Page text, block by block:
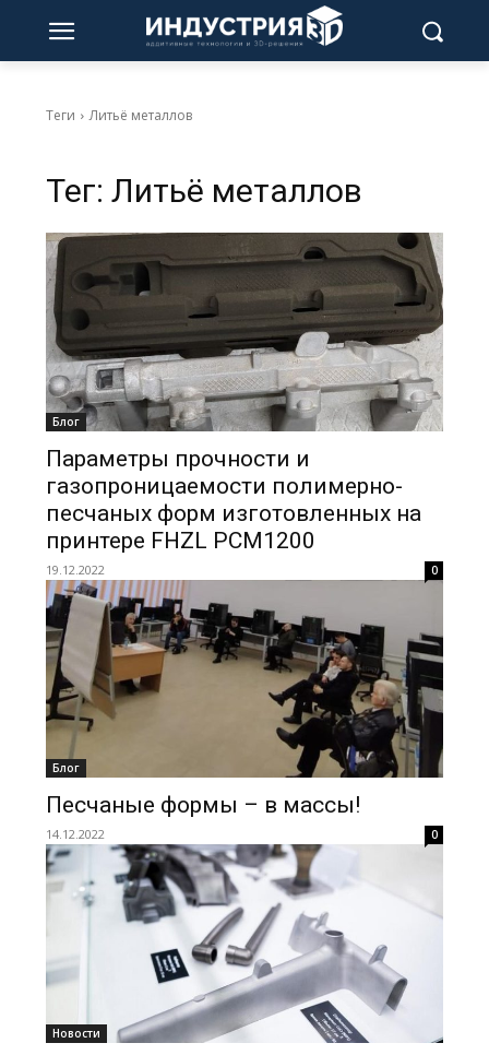
Теги Литьё металлов
Тег:Литьё металлов
Блог
Параметры прочности и
газопроницаемости полимерно-
песчаных форм изготовленных на
принтере FHZL PCM1200
19.12.2022 0
Блог
Песчаные формы – в массы!
14.12.2022 0
Новости